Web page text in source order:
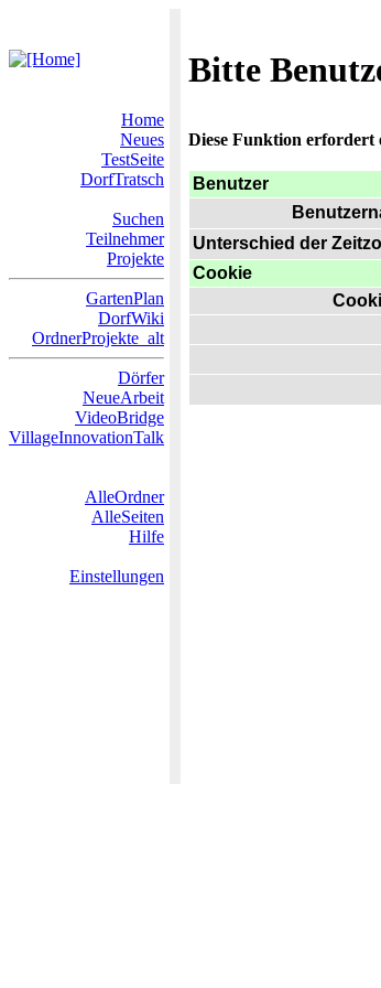
Bitte
Home
Neues
TestSeite
DorfTratsch
Suchen
Teilnehmer
Projekte
GartenPlan
DorfWiki
OrdnerProjekte_alt
Dörfer
NeueArbeit
VideoBridge
VillageInnovationTalk
AlleOrdner
AlleSeiten
Hilfe
Einstellungen
Diese Funktion erfordert
Benutzer
Unterschied der
Cookie